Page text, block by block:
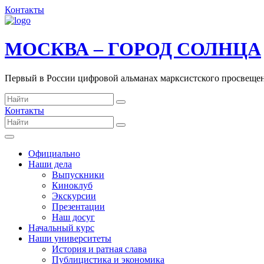
Контакты
МОСКВА – ГОРОД СОЛНЦА
Первый в России цифровой альманах марксистского
Контакты
Официально
Наши дела
Выпускники
Киноклуб
Экскурсии
Презентации
Наш досуг
Начальный курс
Наши университеты
История и ратная слава
Публицистика и экономика